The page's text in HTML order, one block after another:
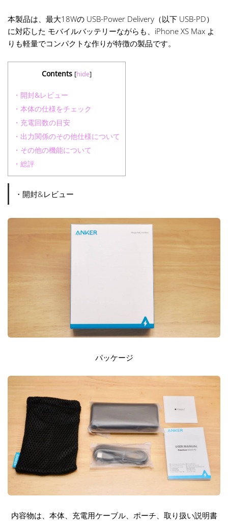
本製品は、最大18Wの USB-Power Delivery（以下 USB-PD）
に対応した モバイルバッテリーながらも、iPhone XS Max よ
りも軽量でコンパクトな作りが特徴の製品です。
Contents [hide]
・開封&レビュー
・本体の仕様をチェック
・充電回数の目安
・出力関係のその他仕様について
・その他の機能について
・総評
・開封&レビュー
パッケージ
内容物は、本体、充電用ケーブル、ポーチ、取り扱い説明書